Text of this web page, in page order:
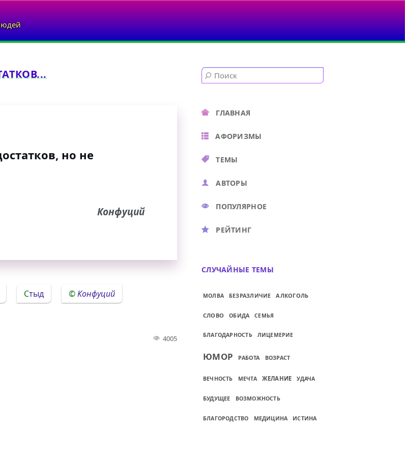
но не
Конфуций
Стыд Конфуций
4005
ГЛАВНАЯ
АФОРИЗМЫ
ТЕМЫ
АВТОРЫ
ПОПУЛЯРНОЕ
РЕЙТИНГ
СЛУЧАЙНЫЕ ТЕМЫ
МОЛВА БЕЗРАЗЛИЧИЕ АЛКОГОЛЬ
СЛОВО ОБИДА СЕМЬЯ
БЛАГОДАРНОСТЬ ЛИЦЕМЕРИЕ
ЮМОР РАБОТА ВОЗРАСТ
ВЕЧНОСТЬ МЕЧТА ЖЕЛАНИЕ УДАЧА
БУДУЩЕЕ ВОЗМОЖНОСТЬ
БЛАГОРОДСТВО МЕДИЦИНА ИСТИНА